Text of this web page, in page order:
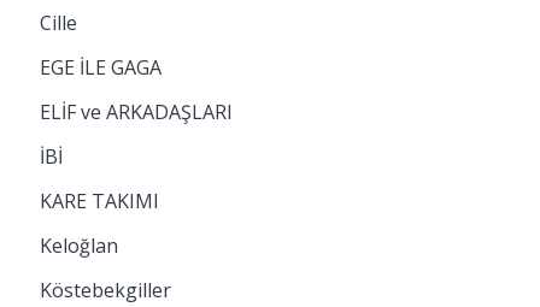
Cille
EGE İLE GAGA
ELİF ve ARKADAŞLARI
İBİ
KARE TAKIMI
Keloğlan
Köstebekgiller